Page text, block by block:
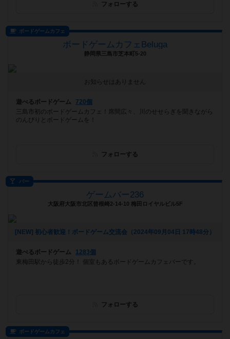
フォローする
ボードゲームカフェ
ボードゲームカフェBeluga
静岡県三島市芝本町5-20
お知らせはありません
遊べるボードゲーム
720個
三島市初のボードゲームカフェ！席間広々、川のせせらぎを聞きながら
のんびりとボードゲームを！
フォローする
バー
ゲームバー236
大阪府大阪市北区曾根崎2-14-10 梅田ロイヤルビル5F
[NEW] 初心者歓迎！ボードゲーム交流会（2024年09月04日 17時48分）
遊べるボードゲーム
1283個
東梅田駅から徒歩2分！ 個室もあるボードゲームカフェバーです。
フォローする
ボードゲームカフェ